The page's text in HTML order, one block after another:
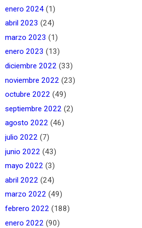
enero 2024 (1)
abril 2023 (24)
marzo 2023 (1)
enero 2023 (13)
diciembre 2022 (33)
noviembre 2022 (23)
octubre 2022 (49)
septiembre 2022 (2)
agosto 2022 (46)
julio 2022 (7)
junio 2022 (43)
mayo 2022 (3)
abril 2022 (24)
marzo 2022 (49)
febrero 2022 (188)
enero 2022 (90)